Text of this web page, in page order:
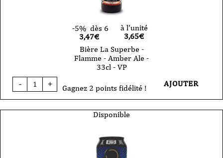
-5% dès 6
3,47€
à l'unité
3,65€
Bière La Superbe -
Flamme - Amber Ale -
33cl - VP
-
quantité
de
Superbe
+ Gagnez 2 points fidélité ! AJOUTER
Disponible